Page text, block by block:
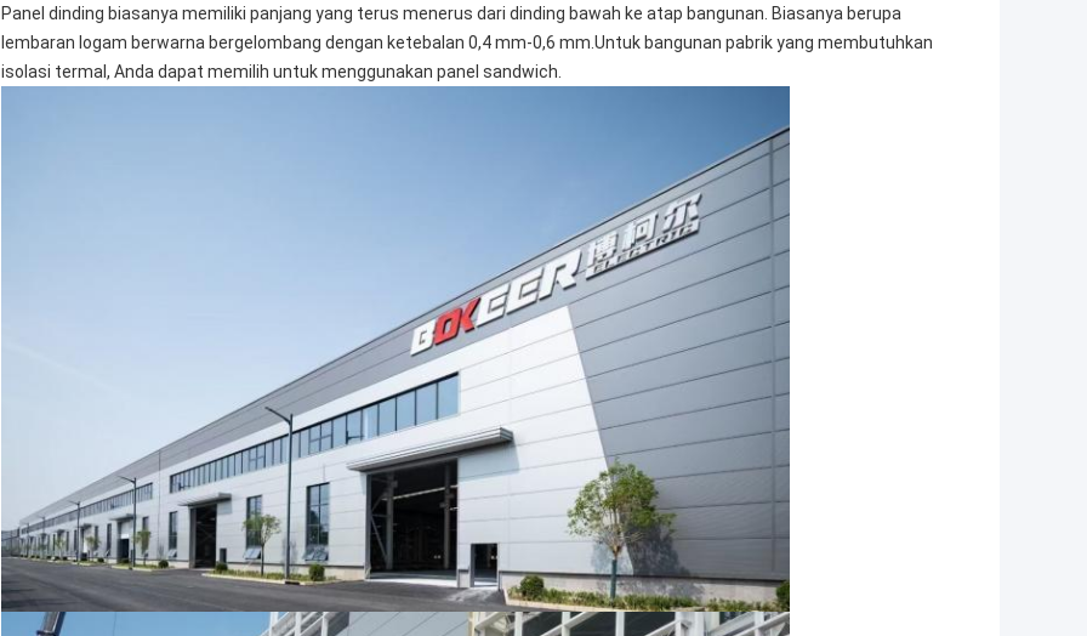
Panel dinding biasanya memiliki panjang yang terus menerus dari dinding bawah ke atap bangunan. Biasanya berupa
lembaran logam berwarna bergelombang dengan ketebalan 0,4 mm-0,6 mm.Untuk bangunan pabrik yang membutuhkan
isolasi termal, Anda dapat memilih untuk menggunakan panel sandwich.